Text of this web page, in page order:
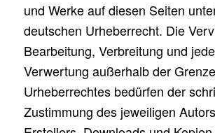
und Werke auf diesen Seiten
deutschen Urheberrecht. Die
Bearbeitung, Verbreitung und
Verwertung außerhalb der
Urheberrechtes bedürfen der
Zustimmung des jeweiligen